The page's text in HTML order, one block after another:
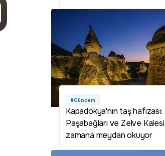
#Gündem
Kapadokya'nın taş hafızası:
Paşabağları ve Zelve Kalesi
zamana meydan okuyor